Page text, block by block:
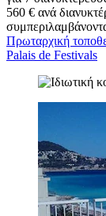
560 € ανά
Πρωταρχική
Palais de Festivals